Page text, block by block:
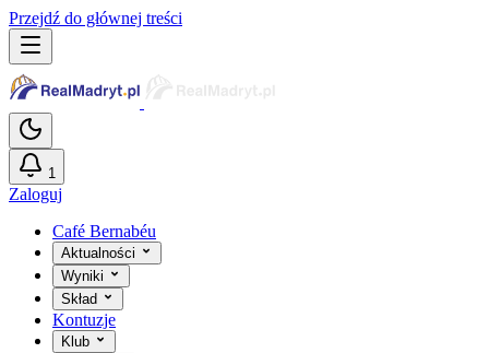
Przejdź do głównej treści
1
Zaloguj
Café Bernabéu
Aktualności
Wyniki
Skład
Kontuzje
Klub